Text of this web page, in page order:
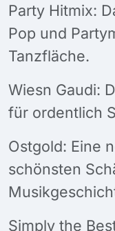
Party Hitmix:
Pop und
Tanzfläche.
Wiesn Gaudi:
für ordentlich
Ostgold: Eine
schönsten
Simply the